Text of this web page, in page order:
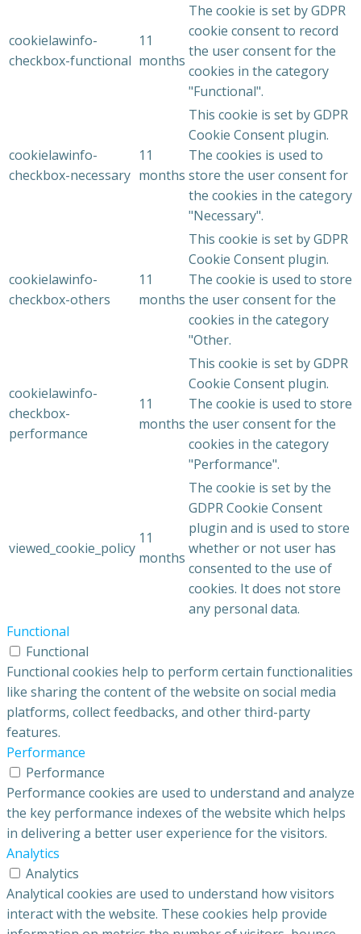
cookielawinfo-
checkbox-functional
11
months
The cookie is set by GDPR
cookie consent to record
the user consent for the
cookies in the category
"Functional".
cookielawinfo-
checkbox-necessary
11
months
This cookie is set by GDPR
Cookie Consent plugin.
The cookies is used to
store the user consent for
the cookies in the category
"Necessary".
cookielawinfo-
checkbox-others
11
months
This cookie is set by GDPR
Cookie Consent plugin.
The cookie is used to store
the user consent for the
cookies in the category
"Other.
cookielawinfo-
checkbox-
performance
11
months
This cookie is set by GDPR
Cookie Consent plugin.
The cookie is used to store
the user consent for the
cookies in the category
"Performance".
viewed_cookie_policy
11
months
The cookie is set by the
GDPR Cookie Consent
plugin and is used to store
whether or not user has
consented to the use of
cookies. It does not store
any personal data.
Functional
Functional
Functional cookies help to perform certain functionalities
like sharing the content of the website on social media
platforms, collect feedbacks, and other third-party
features.
Performance
Performance
Performance cookies are used to understand and analyze
the key performance indexes of the website which helps
in delivering a better user experience for the visitors.
Analytics
Analytics
Analytical cookies are used to understand how visitors
interact with the website. These cookies help provide